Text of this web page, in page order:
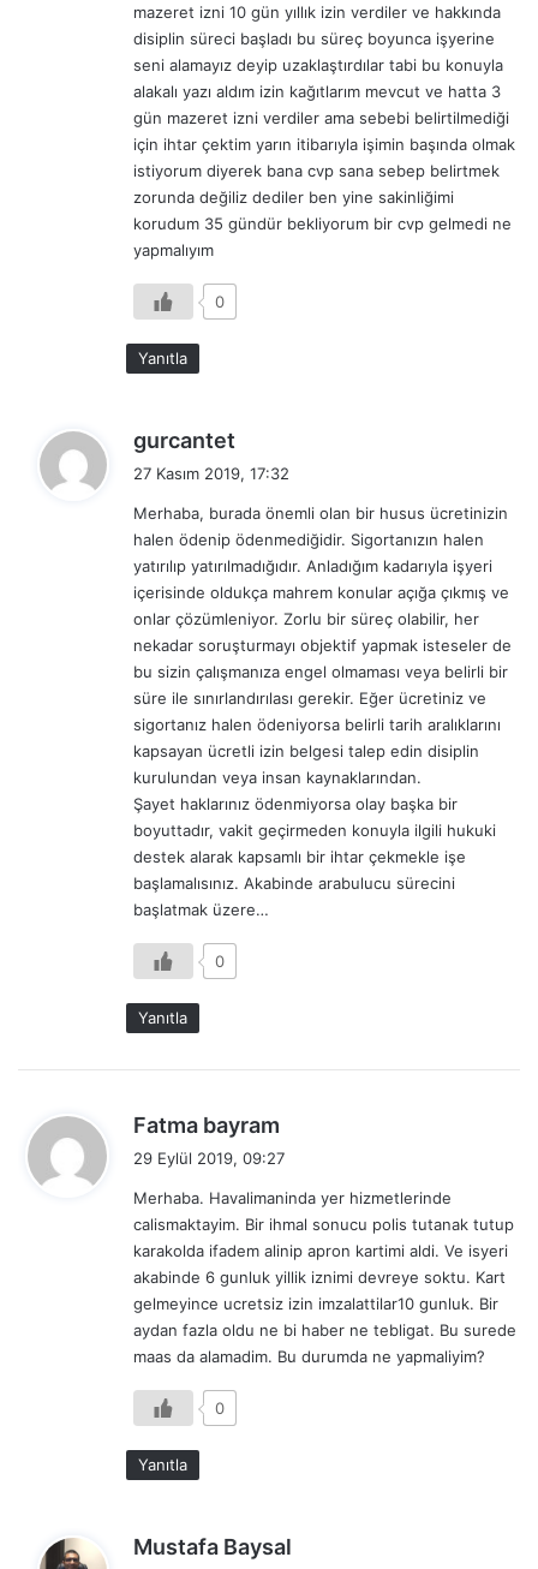
mazeret izni 10 gün yıllık izin verdiler ve hakkında
disiplin süreci başladı bu süreç boyunca işyerine
seni alamayız deyip uzaklaştırdılar tabi bu konuyla
alakalı yazı aldım izin kağıtlarım mevcut ve hatta 3
gün mazeret izni verdiler ama sebebi belirtilmediği
için ihtar çektim yarın itibarıyla işimin başında olmak
istiyorum diyerek bana cvp sana sebep belirtmek
zorunda değiliz dediler ben yine sakinliğimi
korudum 35 gündür bekliyorum bir cvp gelmedi ne
yapmalıyım
0
Yanıtla
gurcantet
i
k
i
:
27 Kasım 2019, 17:32
Merhaba, burada önemli olan bir husus ücretinizin
halen ödenip ödenmediğidir. Sigortanızın halen
yatırılıp yatırılmadığıdır. Anladığım kadarıyla işyeri
içerisinde oldukça mahrem konular açığa çıkmış ve
onlar çözümleniyor. Zorlu bir süreç olabilir, her
nekadar soruşturmayı objektif yapmak isteseler de
bu sizin çalışmanıza engel olmaması veya belirli bir
süre ile sınırlandırılası gerekir. Eğer ücretiniz ve
sigortanız halen ödeniyorsa belirli tarih aralıklarını
kapsayan ücretli izin belgesi talep edin disiplin
kurulundan veya insan kaynaklarından.
Şayet haklarınız ödenmiyorsa olay başka bir
boyuttadır, vakit geçirmeden konuyla ilgili hukuki
destek alarak kapsamlı bir ihtar çekmekle işe
başlamalısınız. Akabinde arabulucu sürecini
başlatmak üzere…
0
Yanıtla
Fatma bayram
i
k
i
:
29 Eylül 2019, 09:27
Merhaba. Havalimaninda yer hizmetlerinde
calismaktayim. Bir ihmal sonucu polis tutanak tutup
karakolda ifadem alinip apron kartimi aldi. Ve isyeri
akabinde 6 gunluk yillik iznimi devreye soktu. Kart
gelmeyince ucretsiz izin imzalattilar10 gunluk. Bir
aydan fazla oldu ne bi haber ne tebligat. Bu surede
maas da alamadim. Bu durumda ne yapmaliyim?
0
Yanıtla
Mustafa Baysal